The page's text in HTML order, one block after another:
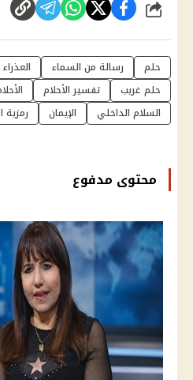
شارك
حلم رسالة من السماء
حلم غريب
تفسير الأحلام
السلام الداخلي
الإيمان رمزية
محتوى مدفوع